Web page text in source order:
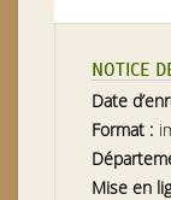
NOTICE
Date
Format :
Mise en